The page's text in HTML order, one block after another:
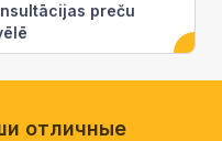
preču
отличные